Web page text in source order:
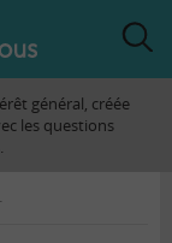
général, créée
les questions
Unis